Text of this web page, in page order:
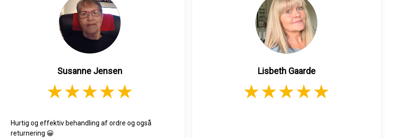
Susanne Jensen
Hurtig og effektiv behandling af ordre og også
returnering 😀
Lisbeth Gaarde